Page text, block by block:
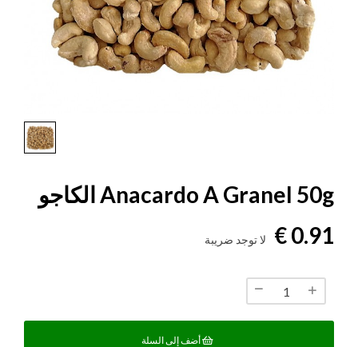
Anacardo A Granel 50g الكاجو
0.91 €
لا توجد ضريبة
أضف إلى السلة